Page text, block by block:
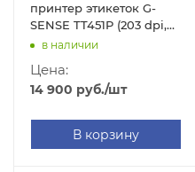
принтер этикеток G-
SENSE TT451P (203 dpi,
отделитель этикеток,
TT451P)
в наличии
Цена:
14 900 руб./шт
В корзину